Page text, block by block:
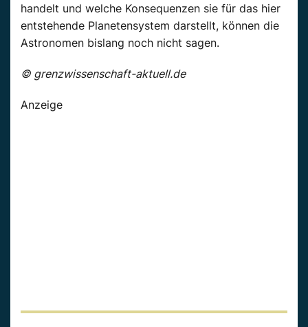
handelt und welche Konsequenzen sie für das hier
entstehende Planetensystem darstellt, können die
Astronomen bislang noch nicht sagen.
© grenzwissenschaft-aktuell.de
Anzeige